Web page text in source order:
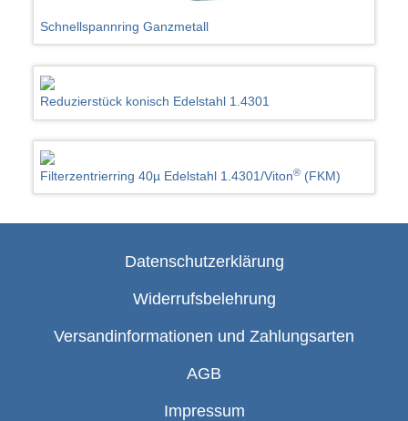
Schnellspannring Ganzmetall
Reduzierstück konisch Edelstahl 1.4301
Filterzentrierring 40µ Edelstahl 1.4301/Viton® (FKM)
Datenschutzerklärung
Widerrufsbelehrung
Versandinformationen und Zahlungsarten
AGB
Impressum